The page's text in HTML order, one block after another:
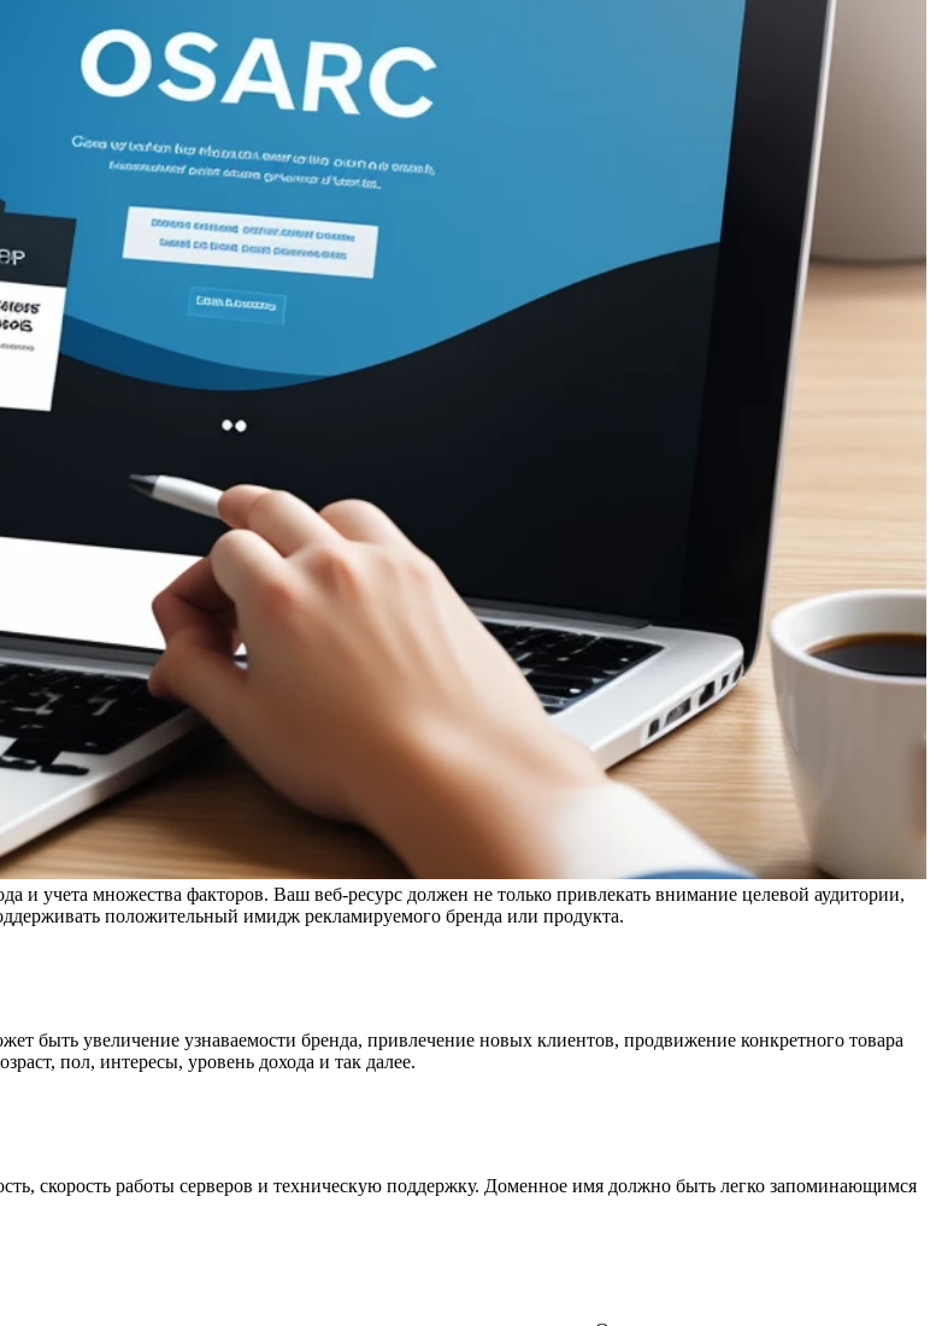
и учета множества факторов. Ваш веб-ресурс должен не только привлекать внимание целевой аудитории,
положительный имидж рекламируемого бренда или продукта.
быть увеличение узнаваемости бренда, привлечение новых клиентов, продвижение конкретного товара
пол, интересы, уровень дохода и так далее.
скорость работы серверов и техническую поддержку. Доменное имя должно быть легко запоминающимся